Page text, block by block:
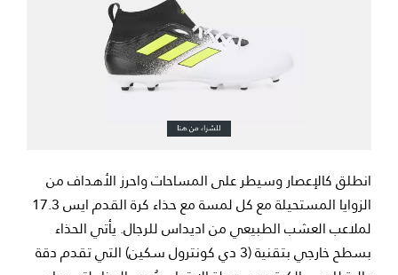
انطلق كالإعصار وسيطر على المساحات واحرز الأهداف من
الزوايا المستحيلة مع كل لمسة مع حذاء كرة القدم ايس 17.3
لملاعب العشب الطبيعي من اديداس للرجال. يأتي الحذاء
بسطح خارجي بتقنية (3 دي كونترول سكين) التي تقدم دقة